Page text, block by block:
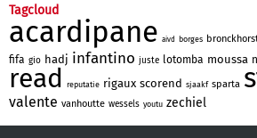
Tagcloud
acardipane aivd borges
fifa gio hadj infantino juste lotomba moussa
read reputatie rigaux scorend sjaakf sparta
valente vanhoutte wessels youtu zechiel